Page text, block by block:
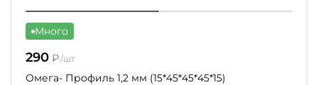
Много
290 ₽/шт
Омега- Профиль 1,2 мм (15*45*45*45*15)